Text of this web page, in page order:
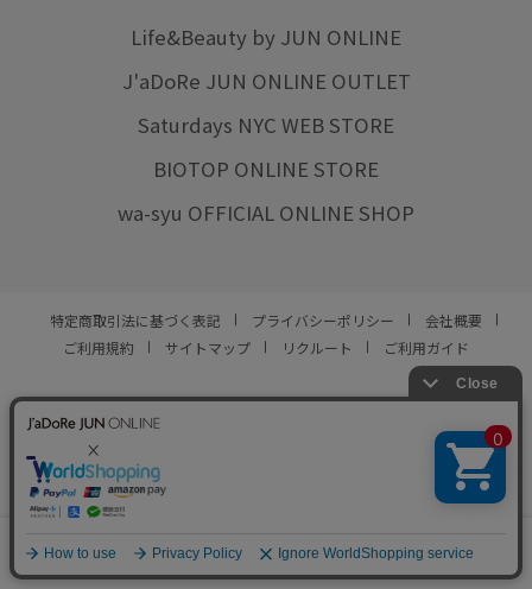
0
Life&Beauty by JUN ONLINE
J'aDoRe JUN ONLINE OUTLET
Saturdays NYC WEB STORE
BIOTOP ONLINE STORE
wa-syu OFFICIAL ONLINE SHOP
特定商取引法に基づく表記 プライバシーポリシー
会社概要
ご利用規約
サイトマップ リクルート ご利用ガイド
© JUN CO.,LTD. ALL RIGHTS RESERVED.